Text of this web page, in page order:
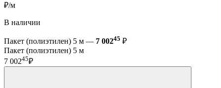
₽/м
В наличии
Пакет (полиэтилен) 5 м — 7 00245 ₽
Пакет (полиэтилен) 5 м
7 00245₽